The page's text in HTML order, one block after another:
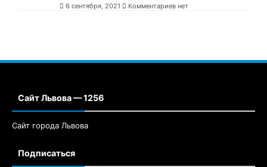
6 сентября, 2021 Комментариев нет
Сайт Львова — 1256
Сайт города Львова
Подписаться